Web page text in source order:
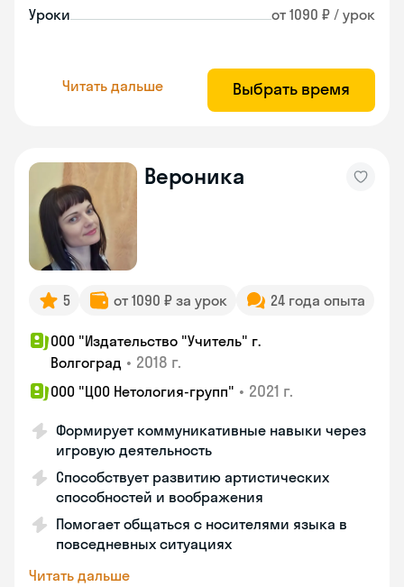
Уроки от 1090 ₽ / урок
Читать дальше Выбрать время
Вероника
5 от 1090 ₽ за урок 24 года опыта
ООО "Издательство "Учитель" г.
Волгоград • 2018 г.
ООО "ЦОО Нетология-групп" • 2021 г.
Формирует коммуникативные навыки через
игровую деятельность
Способствует развитию артистических
способностей и воображения
Помогает общаться с носителями языка в
повседневных ситуациях
Читать дальше